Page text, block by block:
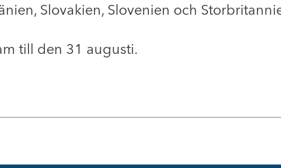
Slovakien, Slovenien och
till den 31 augusti.